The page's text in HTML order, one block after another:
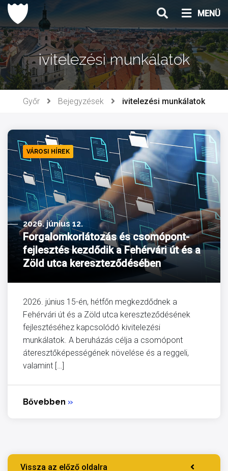
Ugrás
tartalomhoz
MENÜ
ivitelezési munkálatok
Győr Bejegyzések ivitelezési munkálatok
VÁROSI HÍREK
2026. június 12.
Forgalomkorlátozás és csomópont-
fejlesztés kezdődik a Fehérvári út és a
Zöld utca kereszteződésében
2026. június 15-én, hétfőn megkezdődnek a
Fehérvári út és a Zöld utca kereszteződésének
fejlesztéséhez kapcsolódó kivitelezési
munkálatok. A beruházás célja a csomópont
áteresztőképességének növelése és a reggeli,
valamint […]
Bővebben »
Vissza az előző oldalra